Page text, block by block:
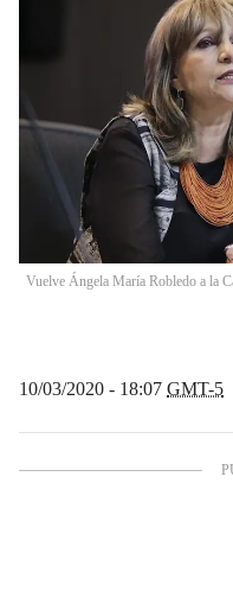
Vuelve Ángela María Robledo a la
10/03/2020 - 18:07 GMT-5